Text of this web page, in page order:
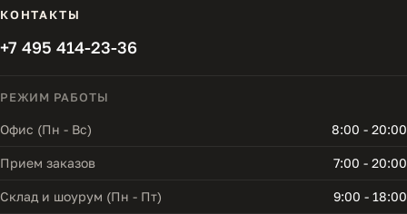
КОНТАКТЫ
+7 495 414-23-36
РЕЖИМ РАБОТЫ
Офис (Пн - Вс) 8:00 - 20:00
Прием заказов 7:00 - 20:00
Склад и шоурум (Пн - Пт) 9:00 - 18:00